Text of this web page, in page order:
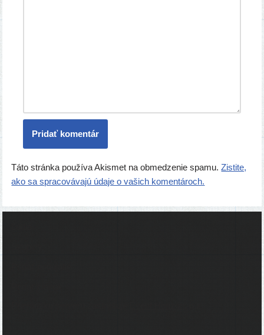
Táto stránka používa Akismet na obmedzenie spamu.Zistite,
ako sa spracovávajú údaje o vašich komentároch.